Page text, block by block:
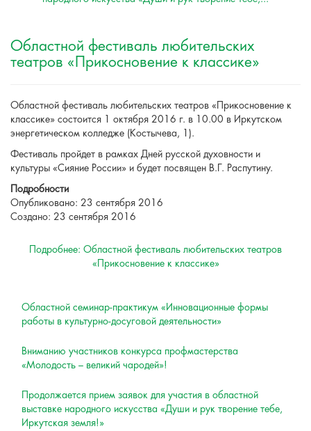
Областной фестиваль любительских
театров «Прикосновение к классике»
Областной фестиваль любительских театров «Прикосновение к
классике» состоится 1 октября 2016 г. в 10.00 в Иркутском
энергетическом колледже (Костычева, 1).
Фестиваль пройдет в рамках Дней русской духовности и
культуры «Сияние России» и будет посвящен В.Г. Распутину.
Подробности
Опубликовано: 23 сентября 2016
Создано: 23 сентября 2016
Подробнее: Областной фестиваль любительских театров
«Прикосновение к классике»
Областной семинар-практикум «Инновационные формы
работы в культурно-досуговой деятельности»
Вниманию участников конкурса профмастерства
«Молодость – великий чародей»!
Продолжается прием заявок для участия в областной
выставке народного искусства «Души и рук творение тебе,
Иркутская земля!»